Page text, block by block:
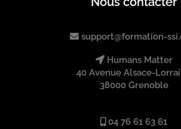
support@formation-
Humans Matter
40 Avenue Alsace-
38000 Grenoble
04 76 61 63 61